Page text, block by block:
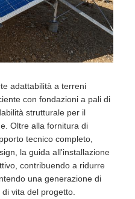
adattabilità a terreni
con fondazioni a pali di
strutturale per il
Oltre alla fornitura di
tecnico completo,
la guida all'installazione
contribuendo a ridurre
una generazione di
vita del progetto.